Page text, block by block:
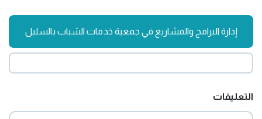
إدارة البرامج والمشاريع في جمعية خدمات الشباب بالسليل
التعليقات